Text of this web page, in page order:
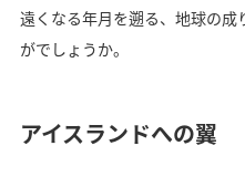
遠くなる年月を遡る、地球の
がでしょうか。
アイスランドへの翼